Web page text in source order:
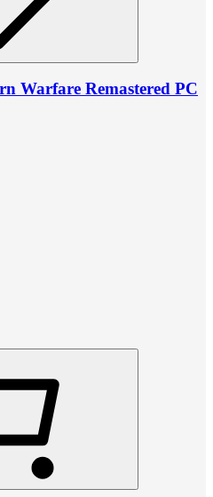
Warfare Remastered PC